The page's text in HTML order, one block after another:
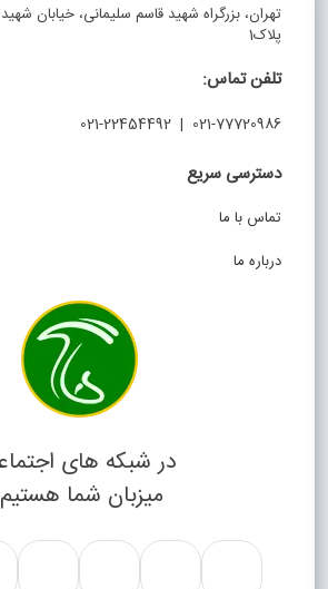
تهران، بزرگراه شهید قاسم سلیمانی، خیابان
پلاک1
تلفن تماس:
021-77720986 | 021-22454492
دسترسی سریع
تماس با ما
درباره ما
در شبکه های
میزبان شما